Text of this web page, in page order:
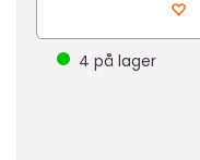
4 på lager